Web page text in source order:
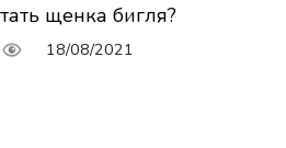
щенка бигля?
18/08/2021